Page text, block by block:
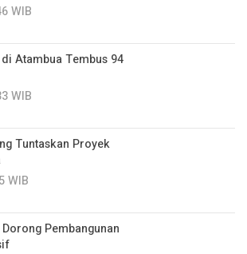
WIB
di Atambua Tembus 94
WIB
Tuntaskan Proyek
WIB
Pembangunan